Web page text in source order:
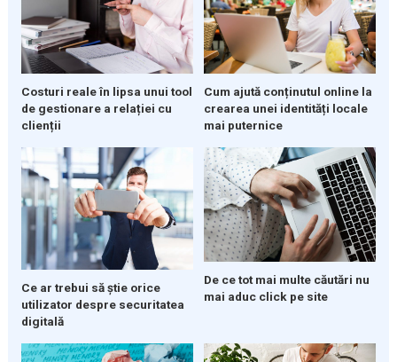
Costuri reale în lipsa unui tool
de gestionare a relației cu
clienții
Cum ajută conținutul online la
crearea unei identități locale
mai puternice
Ce ar trebui să știe orice
utilizator despre securitatea
digitală
De ce tot mai multe căutări nu
mai aduc click pe site